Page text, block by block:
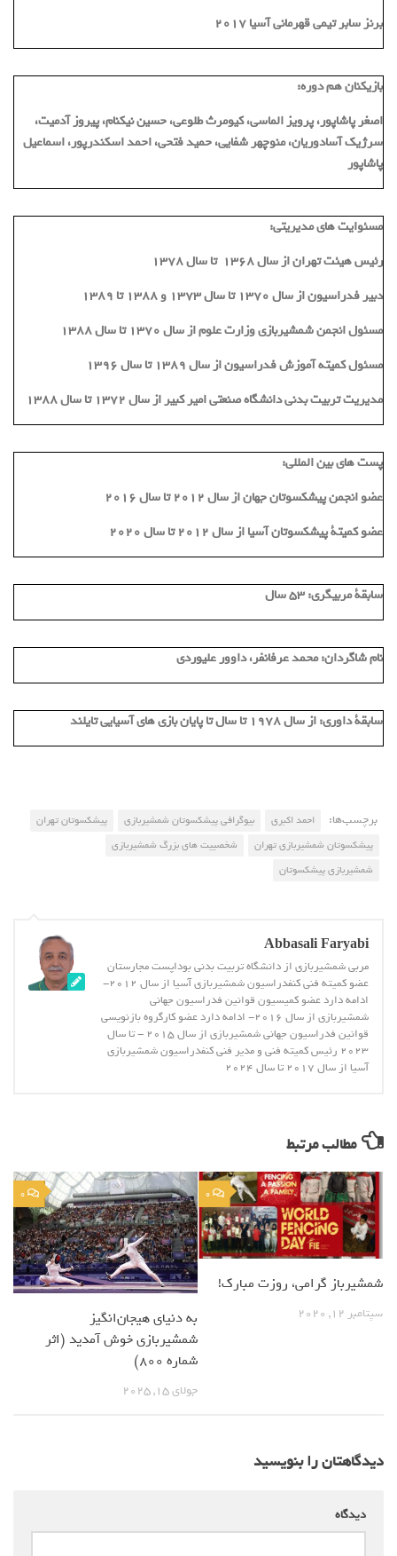
برنز سابر تیمی قهرمانی آسیا 2017
بازیکنان هم دوره:
اصغر پاشاپور، پرویز الماسی، کیومرث طلوعی، حسین نیکنام، پیروز آدمیت،
سرژیک آسادوریان، منوچهر شفایی، حمید فتحی، احمد اسکندرپور، اسماعیل
پاشاپور
مسئوایت های مدیریتی:
رئیس هیئت تهران از سال 1368 تا سال 1378
دبیر فدراسیون از سال 1370 تا سال 1373 و 1388 تا 1389
مسئول انجمن شمشیربازی وزارت علوم از سال 1370 تا سال 1388
مسئول کمیته آموزش فدراسیون از سال 1389 تا سال 1396
مدیریت تربیت بدنی دانشگاه صنعتی امیر کبیر از سال 1372 تا سال 1388
پست های بین المللی:
عضو انجمن پیشکسوتان جهان از سال 2012 تا سال 2016
عضو کمیتة پیشکسوتان آسیا از سال 2012 تا سال 2020
سابقة مربیگری:
نام شاگردان:محمد عرفانفر، داوور علیوردی
سابقة داوری:از سال 1978 تا سال تا پایان بازی های آسیایی تایلند
برچسب‌ها: احمد اکبری بیوگرافی پیشکسوتان شمشیربازی
پیشکسوتان تهران
پیشکسوتان شمشیربازی تهران
شخصییت های بزرگ شمشیربازی
شمشیربازی پیشکسوتان
Abbasali Faryabi
مربی شمشیربازی از دانشگاه تربیت بدنی بوداپست مجارستان
عضو کمیته فنی کنفدراسیون شمشیربازی آسیا از سال 2012-
ادامه دارد عضو کمیسیون قوانین فدراسیون جهانی
شمشیربازی از سال 2016- ادامه دارد عضو کارگروه بازنویسی
قوانین فدراسیون جهانی شمشیربازی از سال 2015 - تا سال
2023 رئیس کمیته فنی و مدیر فنی کنفدراسیون شمشیربازی
آسیا از سال 2017 تا سال 2024
مطالب مرتبط
0
شمشیرباز گرامی، روزت مبارک!
سپتامبر 12, 2020
0
به دنیای هیجان‌انگیز
شمشیربازی خوش آمدید (اثر
شماره 800)
جولای 15, 2025
دیدگاهتان را بنویسید
دیدگاه